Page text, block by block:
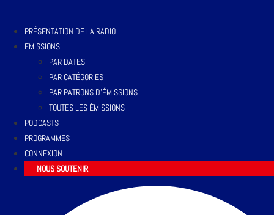
PRÉSENTATION DE LA RADIO
EMISSIONS
PAR DATES
PAR CATÉGORIES
PAR PATRONS D’ÉMISSIONS
TOUTES LES ÉMISSIONS
PODCASTS
PROGRAMMES
CONNEXION
NOUS SOUTENIR